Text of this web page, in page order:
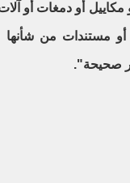
مكاييل أو دمغات أو
أو مستندات من شأنها
صحيحة".